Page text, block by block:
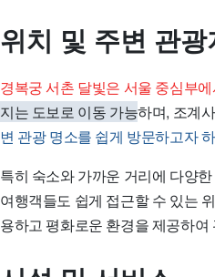
위치 및 주변 관광
경복궁 서촌 달빛은 서울 중심부
지는 도보로 이동 가능하며, 조계
변 관광 명소를 쉽게 방문하고자
특히 숙소와 가까운 거리에 다양
여행객들도 쉽게 접근할 수 있는
용하고 평화로운 환경을 제공하